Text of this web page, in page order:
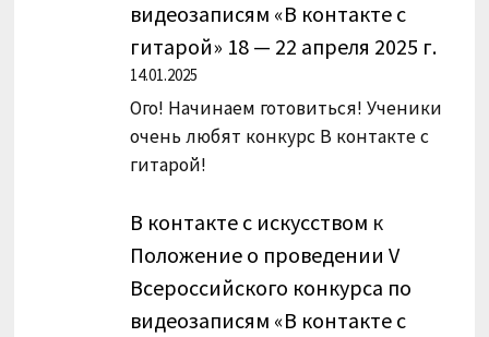
видеозаписям «В контакте с
гитарой» 18 — 22 апреля 2025 г.
14.01.2025
Ого! Начинаем готовиться! Ученики
очень любят конкурс В контакте с
гитарой!
В контакте с искусством к
Положение о проведении V
Всероссийского конкурса по
видеозаписям «В контакте с